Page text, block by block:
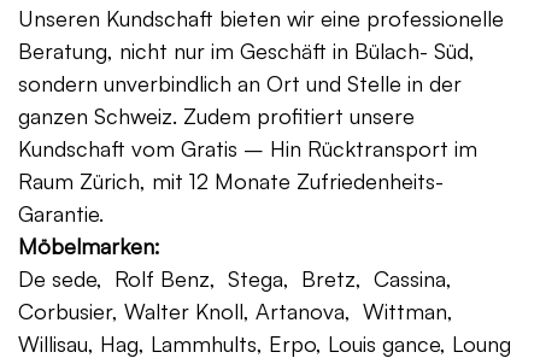
Unseren Kundschaft bieten wir eine professionelle
Beratung, nicht nur im Geschäft in Bülach- Süd,
sondern unverbindlich an Ort und Stelle in der
ganzen Schweiz. Zudem profitiert unsere
Kundschaft vom Gratis – Hin Rücktransport im
Raum Zürich, mit 12 Monate Zufriedenheits-
Garantie.
Möbelmarken:
De sede, Rolf Benz, Stega, Bretz, Cassina,
Corbusier, Walter Knoll, Artanova, Wittman,
Willisau, Hag, Lammhults, Erpo, Louis gance, Loung